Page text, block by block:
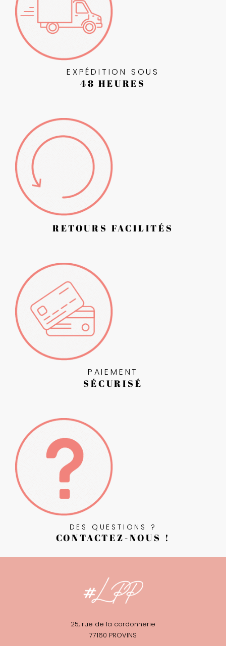
EXPÉDITION SOUS
48 HEURES
RETOURS FACILITÉS
PAIEMENT
SÉCURISÉ
DES QUESTIONS ?
CONTACTEZ-NOUS !
25, rue de la cordonnerie
77160 PROVINS